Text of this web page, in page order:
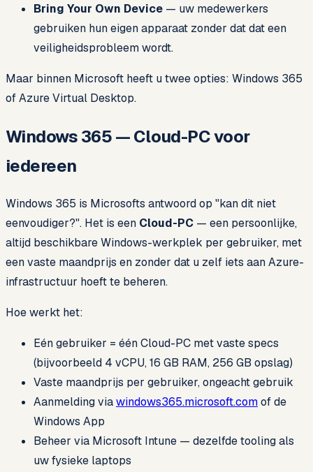
Bring Your Own Device — uw medewerkers
gebruiken hun eigen apparaat zonder dat dat een
veiligheidsprobleem wordt.
Maar binnen Microsoft heeft u twee opties: Windows 365
of Azure Virtual Desktop.
Windows 365 — Cloud-PC voor
iedereen
Windows 365 is Microsofts antwoord op "kan dit niet
eenvoudiger?". Het is een Cloud-PC — een persoonlijke,
altijd beschikbare Windows-werkplek per gebruiker, met
een vaste maandprijs en zonder dat u zelf iets aan Azure-
infrastructuur hoeft te beheren.
Hoe werkt het:
Eén gebruiker = één Cloud-PC met vaste specs
(bijvoorbeeld 4 vCPU, 16 GB RAM, 256 GB opslag)
Vaste maandprijs per gebruiker, ongeacht gebruik
Aanmelding viawindows365.microsoft.comof de
Windows App
Beheer via Microsoft Intune — dezelfde tooling als
uw fysieke laptops